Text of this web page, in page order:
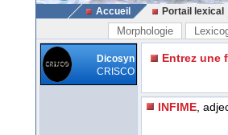
Accueil Portail lexical
Morphologie
Dicosyn
CRISCO
Entrez une
INFIME ,